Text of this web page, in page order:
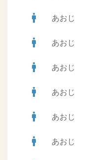
man あおじ
man あおじ
man あおじ
man あおじ
man あおじ
man あおじ